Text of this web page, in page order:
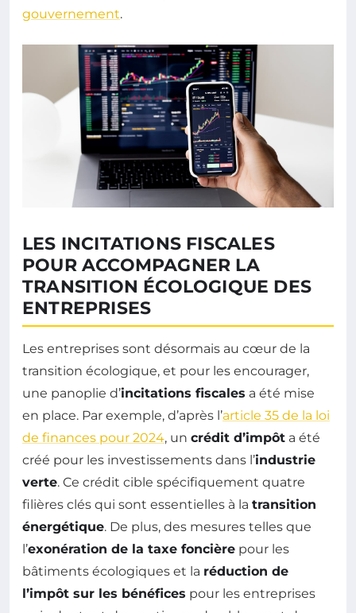
gouvernement.
LES INCITATIONS FISCALES
POUR ACCOMPAGNER LA
TRANSITION ÉCOLOGIQUE DES
ENTREPRISES
Les entreprises sont désormais au cœur de la
transition écologique, et pour les encourager,
une panoplie d’incitations fiscales a été mise
en place. Par exemple, d’après l’article 35 de la loi
de finances pour 2024, un crédit d’impôt a été
créé pour les investissements dans l’industrie
verte. Ce crédit cible spécifiquement quatre
filières clés qui sont essentielles à la transition
énergétique. De plus, des mesures telles que
l’exonération de la taxe foncière pour les
bâtiments écologiques et la réduction de
l’impôt sur les bénéfices pour les entreprises